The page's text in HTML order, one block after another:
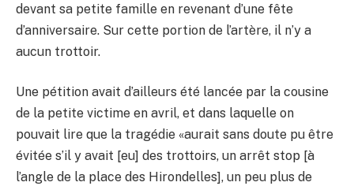
devant sa petite famille en revenant d’une fête
d’anniversaire. Sur cette portion de l’artère, il n’y a
aucun trottoir.
Une pétition avait d’ailleurs été lancée par la cousine
de la petite victime en avril, et dans laquelle on
pouvait lire que la tragédie «aurait sans doute pu être
évitée s’il y avait [eu] des trottoirs, un arrêt stop [à
l’angle de la place des Hirondelles], un peu plus de